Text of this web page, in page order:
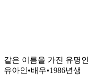
같은 이름을 가진 유명인
유아인•배우•1986년생